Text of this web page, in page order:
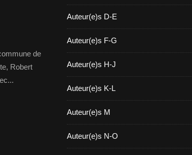
de
Robert
Auteur(e)s D-E
Auteur(e)s F-G
Auteur(e)s H-J
Auteur(e)s K-L
Auteur(e)s M
Auteur(e)s N-O